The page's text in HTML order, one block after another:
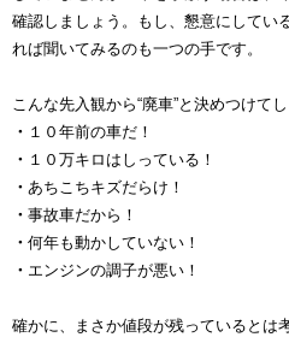
確認しましょう。もし、懇意にしてい
れば聞いてみるのも一つの手です。
こんな先入観から“廃車”と決めつけて
・ １０年前の車だ！
・ １０万キロはしっている！
・ あちこちキズだらけ！
・ 事故車だから！
・ 何年も動かしていない！
・ エンジンの調子が悪い！
確かに、まさか値段が残っているとは